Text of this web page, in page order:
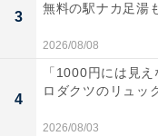
3
無料の駅ナカ足湯
2026/08/08
4
「1000円には見
ロダクツのリュッ
2026/08/03